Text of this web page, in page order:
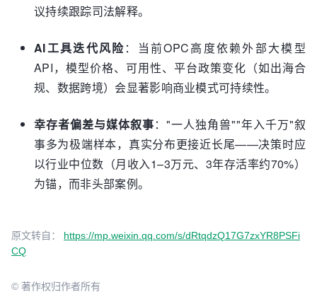
议持续跟踪司法解释。
AI工具迭代风险：当前OPC高度依赖外部大模型
API，模型价格、可用性、平台政策变化（如出海合
规、数据跨境）会显著影响商业模式可持续性。
幸存者偏差与媒体叙事："一人独角兽""年入千万"叙
事多为极端样本，真实分布更接近长尾——决策时应
以行业中位数（月收入1–3万元、3年存活率约70%）
为锚，而非头部案例。
原文转自： https://mp.weixin.qq.com/s/dRtqdzQ17G7zxYR8PSFi
CQ
© 著作权归作者所有